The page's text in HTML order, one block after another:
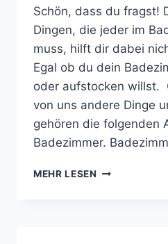
Schön, dass du fragst!
Dingen, die jeder im
muss, hilft dir dabei
Egal ob du dein
oder aufstocken willst.
von uns andere Dinge
gehören die folgenden
Badezimmer.
MEHR LESEN